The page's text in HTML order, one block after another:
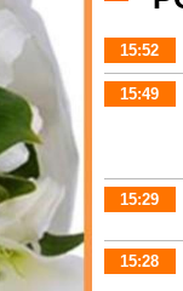
15:52
15:49
15:29
15:28